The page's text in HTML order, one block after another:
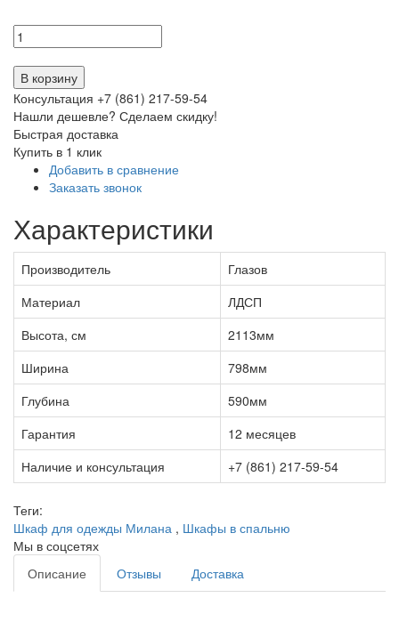
В корзину
Консультация +7 (861) 217-59-54
Нашли дешевле? Сделаем скидку!
Быстрая доставка
Купить в 1 клик
Добавить в сравнение
Заказать звонок
Характеристики
Производитель
Глазов
Материал
ЛДСП
Высота, см
2113мм
Ширина
798мм
Глубина
590мм
Гарантия
12 месяцев
Наличие и консультация
+7 (861) 217-59-54
Теги:
Шкаф для одежды Милана , Шкафы в спальню
Мы в соцсетях
Описание
Отзывы Доставка